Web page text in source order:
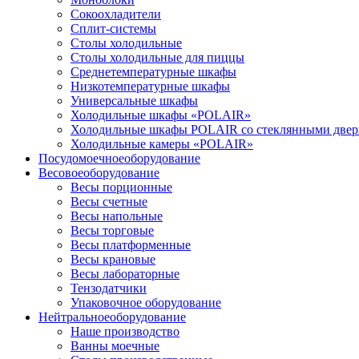
Сокоохладители
Сплит-системы
Столы холодильные
Столы холодильные для пиццы
Среднетемпературные шкафы
Низкотемпературные шкафы
Универсальные шкафы
Холодильные шкафы «POLAIR»
Холодильные шкафы POLAIR со стеклянными
Холодильные камеры «POLAIR»
Посудомоечноеоборудование
Весовоеоборудование
Весы порционные
Весы счетные
Весы напольные
Весы торговые
Весы платформенные
Весы крановые
Весы лабораторные
Тензодатчики
Упаковочное оборудование
Нейтральноеоборудование
Наше производство
Ванны моечные